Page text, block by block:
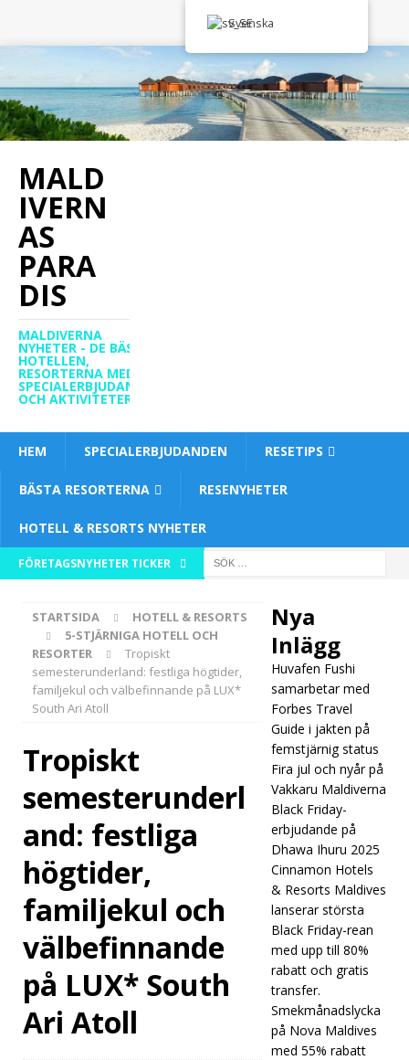
MALD
IVERN
AS
PARA
DIS
MALDIVERNA
NYHETER - DE BÄSTA
HOTELLEN,
RESORTERNA MED
SPECIALERBJUDANDEN
OCH AKTIVITETER
HEM SPECIALERBJUDANDEN RESETIPS
BÄSTA RESORTERNA RESENYHETER
HOTELL & RESORTS NYHETER
FÖRETAGSNYHETER TICKER
[ 26
mbe
2025
Fushi
tar
es
STARTSIDA
HOTELL & RESORTS
5-STJÄRNIGA HOTELL OCH
RESORTER
Tropiskt
semesterunderland: festliga högtider,
familjekul och välbefinnande på LUX*
South Ari Atoll
Tropiskt
semesterunderl
and: festliga
högtider,
familjekul och
välbefinnande
på LUX* South
Ari Atoll
Nya
Inlägg
Huvafen Fushi
samarbetar med
Forbes Travel
Guide i jakten på
femstjärnig status
Fira jul och nyår på
Vakkaru Maldiverna
Black Friday-
erbjudande på
Dhawa Ihuru 2025
Cinnamon Hotels
& Resorts Maldives
lanserar största
Black Friday-rean
med upp till 80%
rabatt och gratis
transfer.
Smekmånadslycka
på Nova Maldives
med 55% rabatt
Svenska